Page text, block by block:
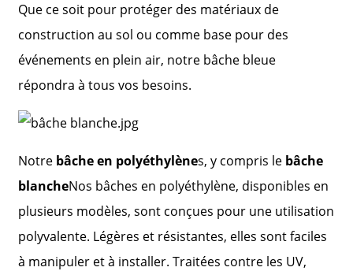
Que ce soit pour protéger des matériaux de
construction au sol ou comme base pour des
événements en plein air, notre bâche bleue
répondra à tous vos besoins.
Notre bâche en polyéthylènes, y compris le bâche
blancheNos bâches en polyéthylène, disponibles en
plusieurs modèles, sont conçues pour une utilisation
polyvalente. Légères et résistantes, elles sont faciles
à manipuler et à installer. Traitées contre les UV,